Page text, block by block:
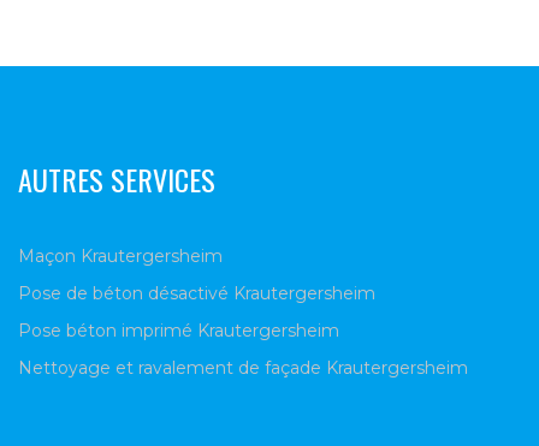
AUTRES SERVICES
Maçon Krautergersheim
Pose de béton désactivé Krautergersheim
Pose béton imprimé Krautergersheim
Nettoyage et ravalement de façade Krautergersheim